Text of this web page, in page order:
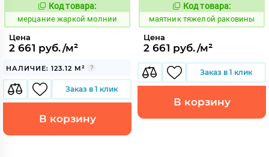
972303
Код товара:
мерцание жаркой молнии
Цена
2 661 руб./м²
НАЛИЧИЕ: 123.12 М²
Заказ в 1 клик
В корзину
935328
Код товара:
маятник тяжелой раковины
Цена
2 661 руб./м²
Заказ в 1 клик
В корзину